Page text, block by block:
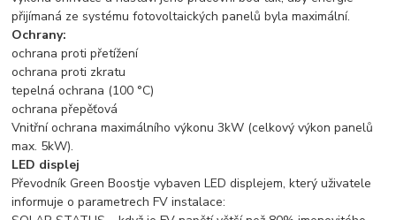
přijímaná ze systému fotovoltaických panelů byla maximální.
Ochrany:
ochrana proti přetížení
ochrana proti zkratu
tepelná ochrana (100 °C)
ochrana přepěťová
Vnitřní ochrana maximálního výkonu 3kW (celkový výkon panelů
max. 5kW).
LED displej
Převodník Green Boostje vybaven LED displejem, který uživatele
informuje o parametrech FV instalace: